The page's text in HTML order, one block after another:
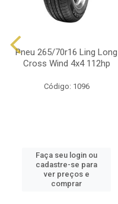
Pneu 265/70r16 Ling Long
Cross Wind 4x4 112hp
Código: 1096
Faça seu login ou
cadastre-se para
ver preços e
comprar